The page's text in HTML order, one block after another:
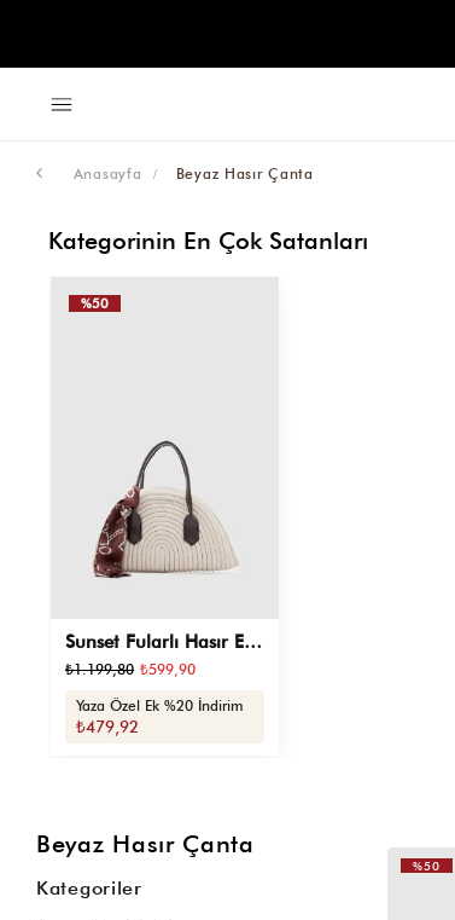
Anasayfa Beyaz Hasır Çanta
Kategorinin En Çok Satanları
Sunset Fularlı Hasır El
ve Çapraz Çanta Krem
₺1.199,80 ₺599,90
Yaza Özel Ek %20 İndirim
₺479,92
%50
Beyaz Hasır Çanta
Kategoriler
%50